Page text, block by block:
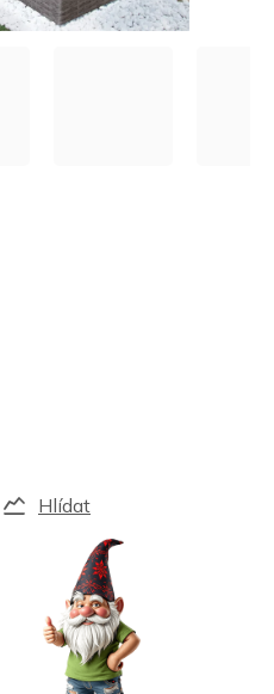
Hlídat